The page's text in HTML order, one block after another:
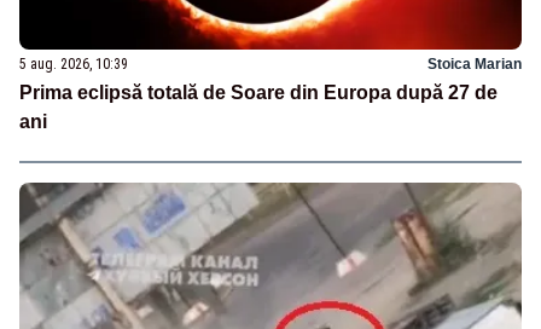
5 aug. 2026, 10:39 Stoica Marian
Prima eclipsă totală de Soare din Europa după 27 de
ani